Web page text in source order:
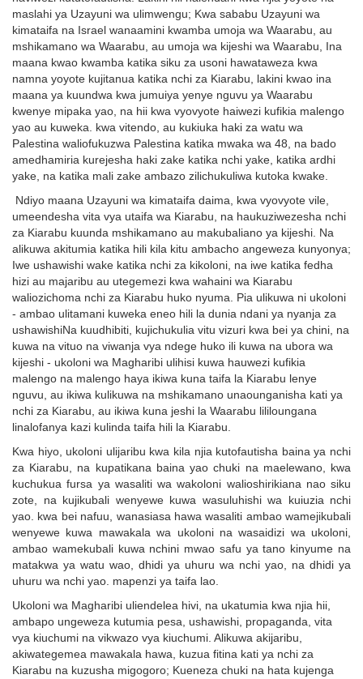
maslahi ya Uzayuni wa ulimwengu; Kwa sababu Uzayuni wa
kimataifa na Israel wanaamini kwamba umoja wa Waarabu, au
mshikamano wa Waarabu, au umoja wa kijeshi wa Waarabu, Ina
maana kwao kwamba katika siku za usoni hawataweza kwa
namna yoyote kujitanua katika nchi za Kiarabu, lakini kwao ina
maana ya kuundwa kwa jumuiya yenye nguvu ya Waarabu
kwenye mipaka yao, na hii kwa vyovyote haiwezi kufikia malengo
yao au kuweka. kwa vitendo, au kukiuka haki za watu wa
Palestina waliofukuzwa Palestina katika mwaka wa 48, na bado
amedhamiria kurejesha haki zake katika nchi yake, katika ardhi
yake, na katika mali zake ambazo zilichukuliwa kutoka kwake.
Ndiyo maana Uzayuni wa kimataifa daima, kwa vyovyote vile,
umeendesha vita vya utaifa wa Kiarabu, na haukuziwezesha nchi
za Kiarabu kuunda mshikamano au makubaliano ya kijeshi. Na
alikuwa akitumia katika hili kila kitu ambacho angeweza kunyonya;
Iwe ushawishi wake katika nchi za kikoloni, na iwe katika fedha
hizi au majaribu au utegemezi kwa wahaini wa Kiarabu
waliozichoma nchi za Kiarabu huko nyuma. Pia ulikuwa ni ukoloni
- ambao ulitamani kuweka eneo hili la dunia ndani ya nyanja za
ushawishiNa kuudhibiti, kujichukulia vitu vizuri kwa bei ya chini, na
kuwa na vituo na viwanja vya ndege huko ili kuwa na ubora wa
kijeshi - ukoloni wa Magharibi ulihisi kuwa hauwezi kufikia
malengo na malengo haya ikiwa kuna taifa la Kiarabu lenye
nguvu, au ikiwa kulikuwa na mshikamano unaounganisha kati ya
nchi za Kiarabu, au ikiwa kuna jeshi la Waarabu lililoungana
linalofanya kazi kulinda taifa hili la Kiarabu.
Kwa hiyo, ukoloni ulijaribu kwa kila njia kutofautisha baina ya nchi
za Kiarabu, na kupatikana baina yao chuki na maelewano, kwa
kuchukua fursa ya wasaliti wa wakoloni walioshirikiana nao siku
zote, na kujikubali wenyewe kuwa wasuluhishi wa kuiuzia nchi
yao. kwa bei nafuu, wanasiasa hawa wasaliti ambao wamejikubali
wenyewe kuwa mawakala wa ukoloni na wasaidizi wa ukoloni,
ambao wamekubali kuwa nchini mwao safu ya tano kinyume na
matakwa ya watu wao, dhidi ya uhuru wa nchi yao, na dhidi ya
uhuru wa nchi yao. mapenzi ya taifa lao.
Ukoloni wa Magharibi uliendelea hivi, na ukatumia kwa njia hii,
ambapo ungeweza kutumia pesa, ushawishi, propaganda, vita
vya kiuchumi na vikwazo vya kiuchumi. Alikuwa akijaribu,
akiwategemea mawakala hawa, kuzua fitina kati ya nchi za
Kiarabu na kuzusha migogoro; Kueneza chuki na hata kujenga